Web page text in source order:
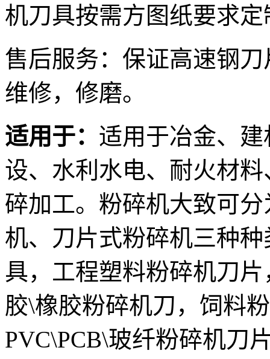
机刀具按需方图纸要求
售后服务：保证高速钢
维修，修磨。
适用于： 适用于冶金、
设、水利水电、耐火材
碎加工。粉碎机大致可
机、刀片式粉碎机三种
具，工程塑料粉碎机刀
胶\橡胶粉碎机刀，饲料
PVC\PCB\玻纤粉碎机刀